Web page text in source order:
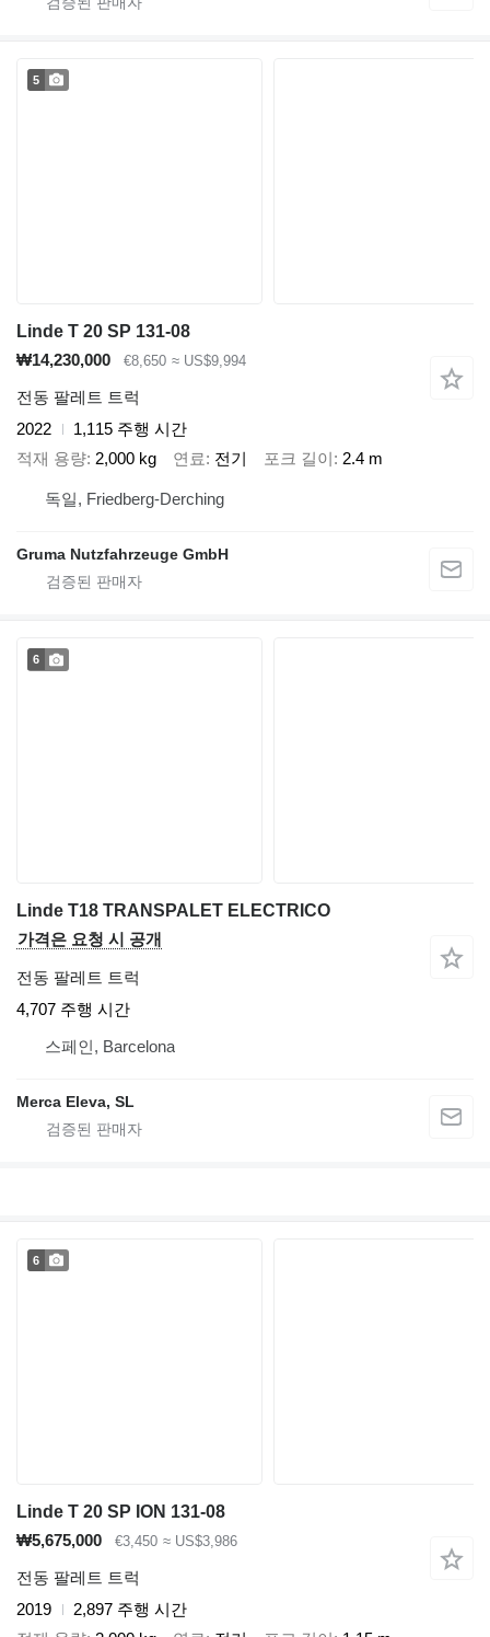
5
Linde T 20 SP 131-08
₩14,230,000
€8,650 ≈ US$9,994
전동 팔레트 트럭
2022
1,115 주행 시간
적재 용량 2,000 kg 연료 전기 포크 길이 2.4 m
독일, Friedberg-Derching
Gruma Nutzfahrzeuge GmbH
6
Linde T18 TRANSPALET ELECTRICO
가격은 요청 시 공개
전동 팔레트 트럭
4,707 주행 시간
스페인, Barcelona
Merca Eleva, SL
6
Linde T 20 SP ION 131-08
₩5,675,000
€3,450 ≈ US$3,986
전동 팔레트 트럭
2019
2,897 주행 시간